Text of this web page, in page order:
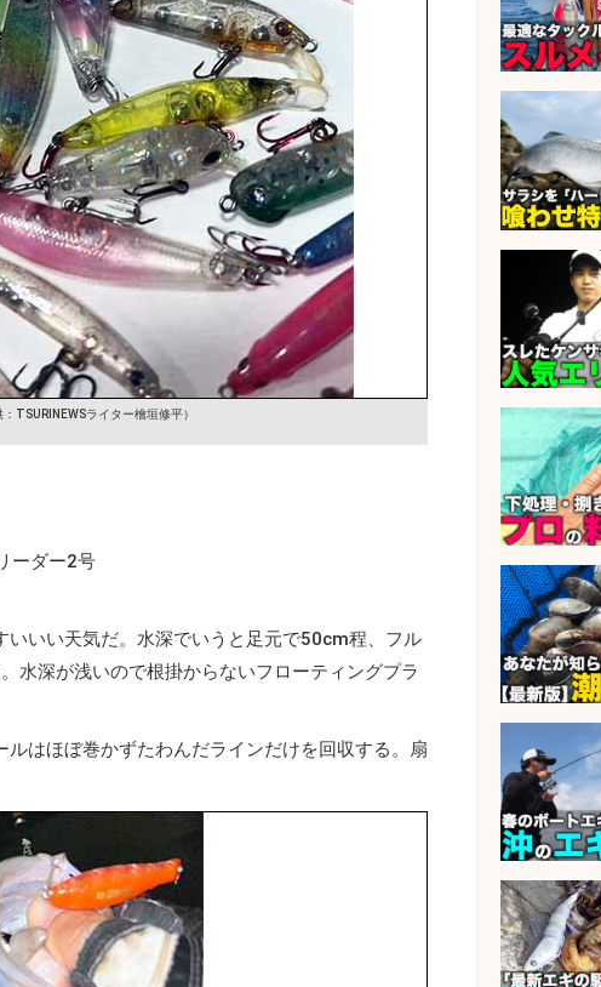
：TSURINEWSライター檜垣修平）
ーダー2号
いい天気だ。水深でいうと足元で50cm程、フル
水深が浅いので根掛からないフローティングプラ
はほぼ巻かずたわんだラインだけを回収する。扇
パーの
パック